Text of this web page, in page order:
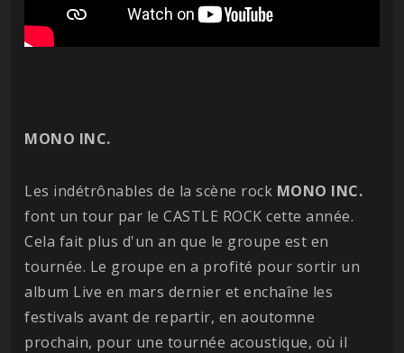
MONO INC.
Les indétrônables de la scène rock MONO INC.
font un tour par le CASTLE ROCK cette année.
Cela fait plus d'un an que le groupe est en
tournée. Le groupe en a profité pour sortir un
album Live en mars dernier et enchaîne les
festivals avant de repartir, en aoutomne
prochain, pour une tournée acoustique, où il